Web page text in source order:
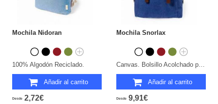
Mochila Nidoran
100% Algodón Reciclado.
Añadir al carrito
Desde 2,72€
Mochila Snorlax
Canvas. Bolsillo Acolchado para Portátil y Tablet. Parte Trasera y Cintas Acolchadas.
Añadir al carrito
Desde 9,91€